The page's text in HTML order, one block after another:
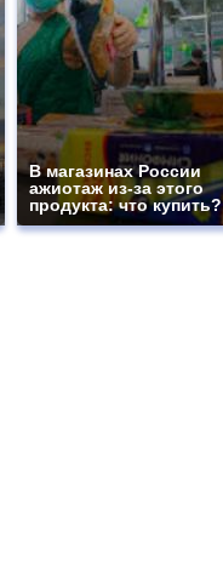
В магазинах России
ажиотаж из-за этого
продукта: что купить?